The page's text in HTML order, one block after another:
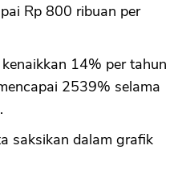
Rp 800 ribuan per
14% per tahun
2539% selama
saksikan dalam grafik